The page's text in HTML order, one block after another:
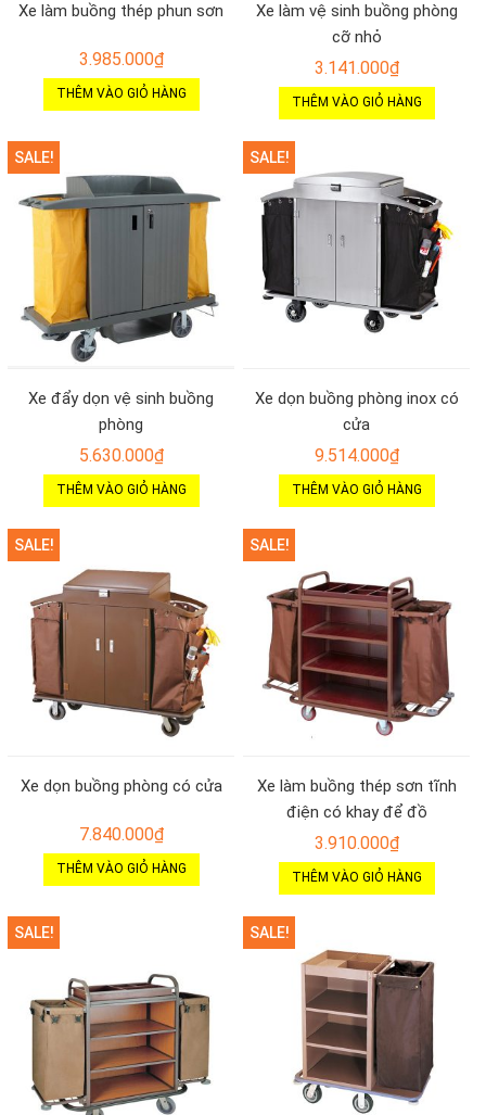
Xe làm buồng thép phun sơn
3.985.000₫
THÊM VÀO GIỎ HÀNG
Xe làm vệ sinh buồng phòng
cỡ nhỏ
3.141.000₫
THÊM VÀO GIỎ HÀNG
SALE!
Xe đẩy dọn vệ sinh buồng
phòng
5.630.000₫
THÊM VÀO GIỎ HÀNG
SALE!
Xe dọn buồng phòng inox có
cửa
9.514.000₫
THÊM VÀO GIỎ HÀNG
SALE!
Xe dọn buồng phòng có cửa
7.840.000₫
THÊM VÀO GIỎ HÀNG
SALE!
Xe làm buồng thép sơn tĩnh
điện có khay để đồ
3.910.000₫
THÊM VÀO GIỎ HÀNG
SALE! SALE!